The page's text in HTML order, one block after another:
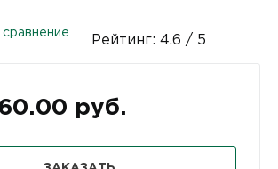
Рейтинг: 4.6 / 5
руб.